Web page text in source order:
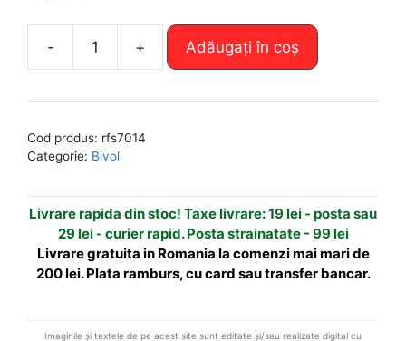
-
Cantitate
vintage
din
ceramica
+ Adăugați în coș
e
n
t
i
Cod produs: rfs7014
Categorie: Bivol
Livrare rapida din stoc! Taxe livrare: 19 lei - posta sau
29 lei - curier rapid. Posta strainatate - 99 lei
Livrare gratuita in Romania la comenzi mai mari de
200 lei. Plata ramburs, cu card sau transfer bancar.
Imaginile și textele de pe acest site sunt editate și/sau realizate digital cu